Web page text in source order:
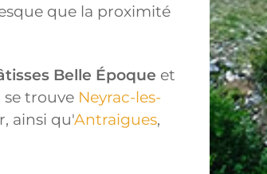
que la proximité
Belle Époque et
trouve Neyrac-les-
ainsi qu'Antraigues,